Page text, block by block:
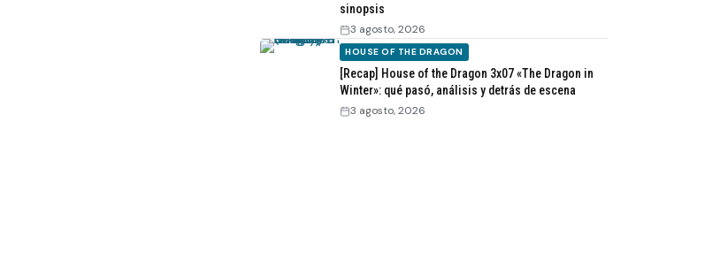
sinopsis
3 agosto, 2026
HOUSE OF THE DRAGON
[Recap] House of the Dragon 3x07 «The Dragon in
Winter»: qué pasó, análisis y detrás de escena
3 agosto, 2026